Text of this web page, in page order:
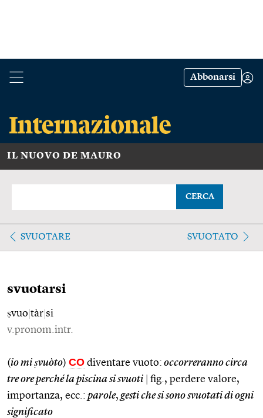
Abbonarsi
IL NUOVO DE MAURO
CERCA
SVUOTARE SVUOTATO
svuotarsi
ṣvuo tàr si
v.pronom.intr.
(io mi ṣvuòto) CO diventare vuoto: occorreranno circa
tre ore perché la piscina si svuoti
fig., perdere valore,
importanza, ecc.: parole, gesti che si sono svuotati di ogni
significato